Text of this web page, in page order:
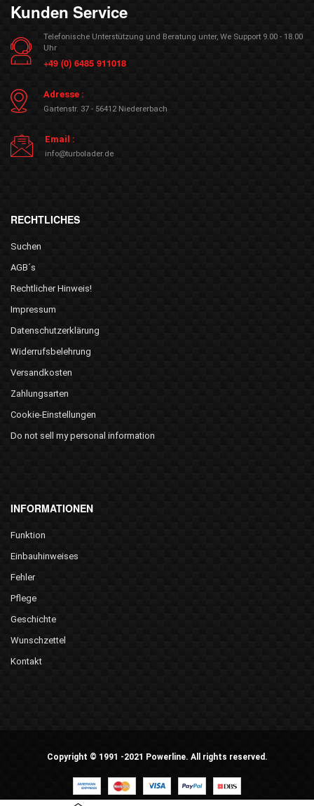
Kunden Service
Telefonische Unterstützung und Beratung unter, We Support 9.00 - 18.00
Uhr
+49 (0) 6485 911018
Adresse :
Gartenstr. 37 - 56412 Niedererbach
Email :
info@turbolader.de
RECHTLICHES
Suchen
AGB´s
Rechtlicher Hinweis!
Impressum
Datenschutzerklärung
Widerrufsbelehrung
Versandkosten
Zahlungsarten
Cookie-Einstellungen
Do not sell my personal information
INFORMATIONEN
Funktion
Einbauhinweises
Fehler
Pflege
Geschichte
Wunschzettel
Kontakt
Copyright © 1991 -2021 Powerline. All rights reserved.